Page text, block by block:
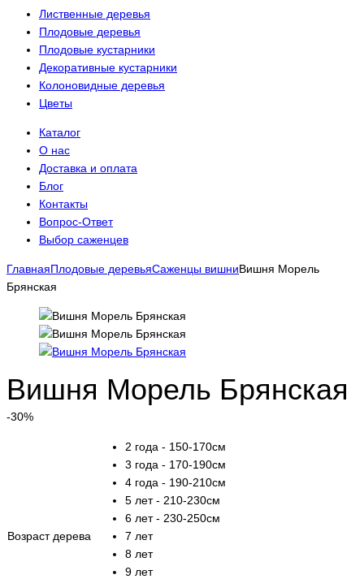
Лиственные деревья
Плодовые деревья
Плодовые кустарники
Декоративные кустарники
Колоновидные деревья
Цветы
Каталог
О нас
Доставка и оплата
Блог
Контакты
Вопрос-Ответ
Выбор саженцев
ГлавнаяПлодовые деревьяСаженцы вишниВишня Морель
Брянская
Вишня Морель Брянская
-30%
Возраст дерева
2 года - 150-170см
3 года - 170-190см
4 года - 190-210см
5 лет - 210-230см
6 лет - 230-250см
7 лет
8 лет
9 лет